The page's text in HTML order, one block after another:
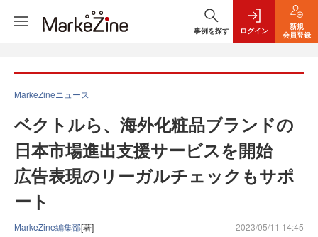
事例を探す ログイン
新規
会員登録
MarkeZineニュース
ベクトルら、海外化粧品ブランドの
日本市場進出支援サービスを開始
広告表現のリーガルチェックもサポ
ート
MarkeZine編集部[著] 2023/05/11 14:45